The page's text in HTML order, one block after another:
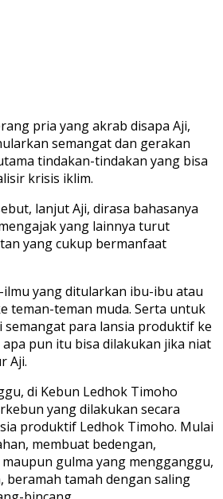
pria yang akrab disapa Aji,
semangat dan gerakan
tindakan-tindakan yang bisa
krisis iklim.
lanjut Aji, dirasa bahasanya
yang lainnya turut
yang cukup bermanfaat
ilmu yang ditularkan ibu-ibu atau
teman-teman muda. Serta untuk
para lansia produktif ke
pun itu bisa dilakukan jika niat
Aji.
di Kebun Ledhok Timoho
yang dilakukan secara
produktif Ledhok Timoho. Mulai
membuat bedengan,
gulma yang mengganggu,
beramah tamah dengan saling